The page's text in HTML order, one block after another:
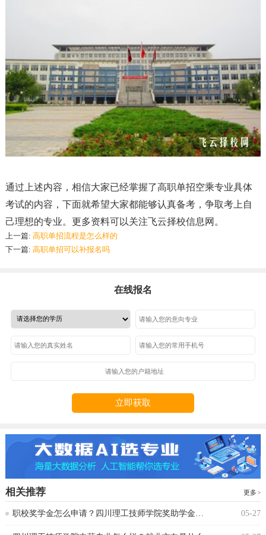
通过上述内容，相信大家已经掌握了高职单招空乘专业具体
考试的内容，下面就希望大家都能够认真备考，争取考上自
己理想的专业。更多资料可以关注飞云择校信息网。
上一篇: 高职单招流程是怎么样的
下一篇: 高职单招可以补报名吗
在线报名
立即获取
相关推荐 更多
‌职校奖学金怎么申请？四川理工技师学院奖助学金政策 05-27